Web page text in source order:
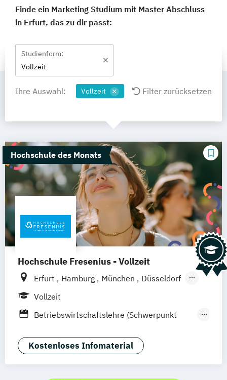
Finde ein Marketing Studium mit Master Abschluss
in Erfurt, das zu dir passt:
Studienform:
Vollzeit
Ihre Auswahl: Vollzeit Filter zurücksetzen
Hochschule des Monats
Hochschule Fresenius - Vollzeit
Erfurt Hamburg München
Düsseldorf
Idstein
Braunschweig
Vollzeit
Betriebswirtschaftslehre (Schwerpunkt
E-Commerce & Logistics (EN)
Luxury Management (EN)
Kostenloses Infomaterial